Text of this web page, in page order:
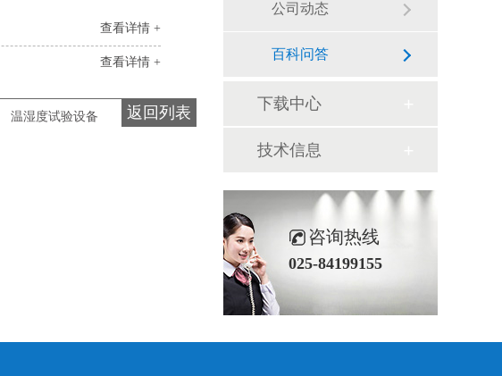
查看详情 +
查看详情 +
返回列表
温湿度试验设备
公司动态
百科问答
下载中心
技术信息
咨询热线
025-84199155